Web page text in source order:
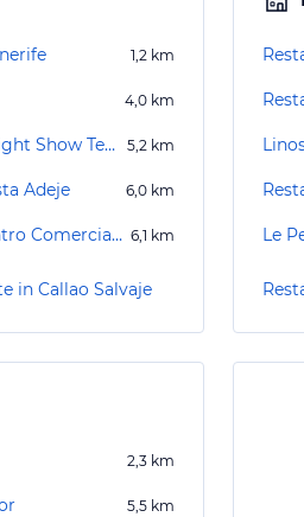
1,2 km
4,0 km
Chinese Lantern World ~ Light Show Tenerife 5,2 km
Adeje 6,0 km
Autovermietung Cicar Centro Comercial The Duke Shops 6,1 km
in Callao Salvaje
Le
2,3 km
5,5 km